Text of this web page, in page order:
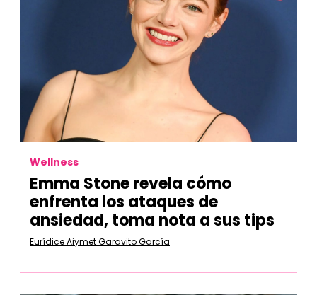
Wellness
Emma Stone revela cómo
enfrenta los ataques de
ansiedad, toma nota a sus tips
Eurídice Aiymet Garavito García